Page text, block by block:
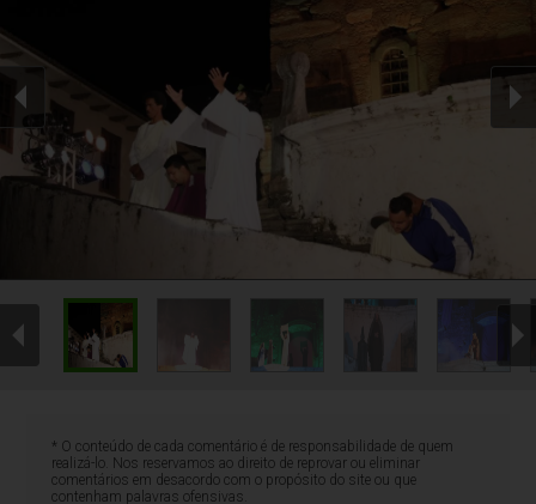
* O conteúdo de cada comentário é de responsabilidade de quem
realizá-lo. Nos reservamos ao direito de reprovar ou eliminar
comentários em desacordo com o propósito do site ou que
contenham palavras ofensivas.